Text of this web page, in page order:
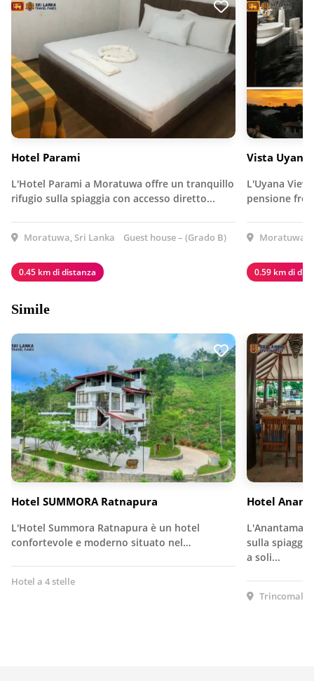
Hotel Parami
L'Hotel Parami a Moratuwa offre un tranquillo
rifugio sulla spiaggia con accesso diretto...
Moratuwa, Sri Lanka Guest house – (Grado B)
0.45 km di distanza
Vista
L'Uyana
pensione
Moratuwa,
0.59 km di
Simile
Hotel SUMMORA Ratnapura
L'Hotel Summora Ratnapura è un hotel
confortevole e moderno situato nel…
Hotel a 4 stelle
Hotel
sulla
a soli...